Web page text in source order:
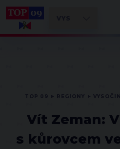
Vít Zeman:
s kůrovcem